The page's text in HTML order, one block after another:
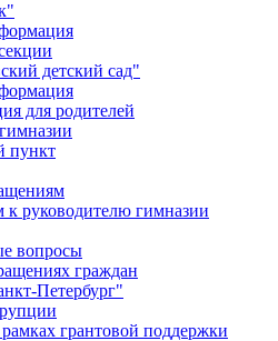
детский сад"
для родителей
пункт
к руководителю гимназии
вопросы
граждан
Петербург"
грантовой поддержки